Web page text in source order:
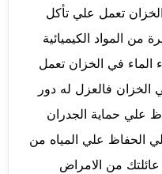
تعمل علي تأكل
من المواد الكيميائية
الماء في الخزان تعمل
الخزان فالعزل له دور
علي حماية الجدران
الحفاظ علي المياه من
عائلتك من الامراض